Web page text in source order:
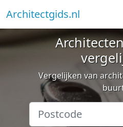
Architectgids.nl
Vergelijken van